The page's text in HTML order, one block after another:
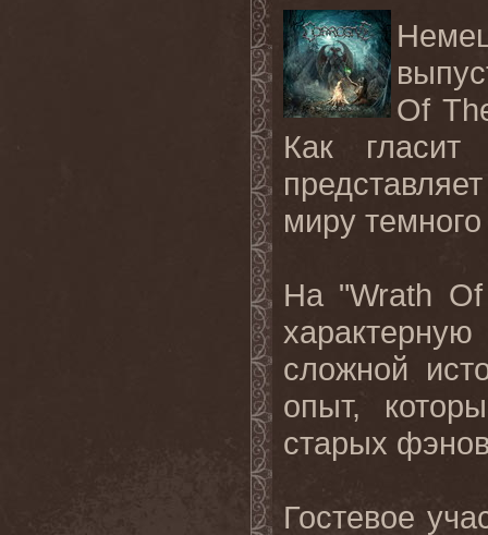
Of
Как гласит
миру темного
На "Wrath
сложной
опыт,
старых
Гостевое